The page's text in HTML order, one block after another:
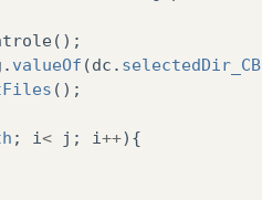
();
. valueOf (dc . selectedDir_CB
();
; i< j ; i++){